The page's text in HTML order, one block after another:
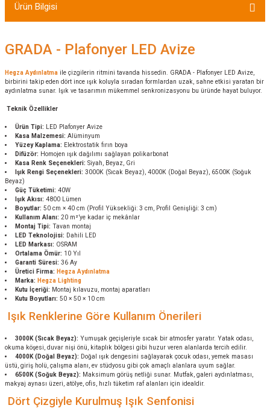
Ürün Bilgisi
GRADA - Plafonyer LED Avize
Hegza Aydınlatma ile çizgilerin ritmini tavanda hissedin. GRADA - Plafonyer LED Avize,
birbirini takip eden dört ince ışık koluyla sıradan formlardan uzak, sahne etkisi yaratan bir
aydınlatma sunar. Işık ve tasarımın mükemmel senkronizasyonu bu üründe hayat buluyor.
Teknik Özellikler
Ürün Tipi:
LED Plafonyer Avize
Kasa Malzemesi: Alüminyum
Yüzey Kaplama: Elektrostatik fırın boya
Difüzör: Homojen ışık dağılımı sağlayan polikarbonat
Kasa Renk Seçenekleri: Siyah, Beyaz, Gri
Işık Rengi Seçenekleri: 3000K (Sıcak Beyaz), 4000K (Doğal Beyaz), 6500K (Soğuk
Beyaz)
Güç Tüketimi: 40W
Işık Akısı: 4800 Lümen
Boyutlar: 50 cm × 40 cm (Profil Yüksekliği: 3 cm, Profil Genişliği: 3 cm)
Kullanım Alanı: 20 m²’ye kadar iç mekânlar
Montaj Tipi: Tavan montaj
LED Teknolojisi: Dahili LED
LED Markası: OSRAM
Ortalama Ömür: 10 Yıl
Garanti Süresi: 36 Ay
Üretici Firma: Hegza Aydınlatma
Marka: Hegza Lighting
Kutu İçeriği: Montaj kılavuzu, montaj aparatları
Kutu Boyutları: 50 × 50 × 10 cm
Işık Renklerine Göre Kullanım Önerileri
3000K (Sıcak Beyaz): Yumuşak geçişleriyle sıcak bir atmosfer yaratır. Yatak odası,
okuma köşesi, duvar nişi önü, kitaplık bölgesi gibi huzur veren alanlarda tercih edilir.
4000K (Doğal Beyaz): Doğal ışık dengesini sağlayarak çocuk odası, yemek masası
üstü, giriş holü, çalışma alanı, ev stüdyosu gibi çok amaçlı alanlara uyum sağlar.
6500K (Soğuk Beyaz): Maksimum görüş netliği sunar. Mutfak, galeri aydınlatması,
makyaj aynası üzeri, atölye, ofis, hızlı tüketim raf alanları için idealdir.
Dört Çizgiyle Kurulmuş Işık Senfonisi